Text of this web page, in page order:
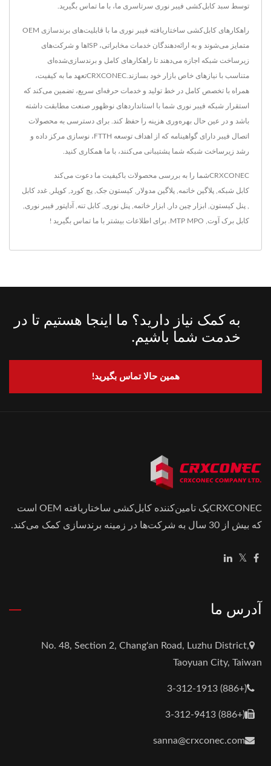
توسط سبد کابل‌کشی فیبر نوری سرتاسری ما، با ما تماس بگیرید.
راهکارهای کابل‌کشی ساختاریافته فیبر نوری ما با قابلیت‌های برندسازی OEM
متمایز می‌شوند و به ارائه‌دهندگان خدمات مخابراتی، ISPها و شرکت‌های
زیرساخت شبکه اجازه می‌دهند تا راهکارهای کامل و برندسازی‌شده‌ای
متناسب با نیازهای خاص بازار خود بسازند.CRXCONECتعهد ما به کیفیت،
همراه با تخصص کامل در خط تولید و خدمات حرفه‌ای سریع، تضمین می‌کند که
استقرار شبکه فیبر نوری شما با استانداردهای نوظهور صنعت مطابقت داشته
باشد و در عین حال بهره‌وری هزینه را حفظ کند. برای دسترسی به محصولات
اتصال فیبر دارای گواهینامه که از اهداف توسعه FTTH، نوسازی مرکز داده و
رشد زیرساخت شبکه شما پشتیبانی می‌کنند، با ما همکاری کنید.
CRXCONECشما را به بررسی محصولات باکیفیت ما دعوت می‌کند
کابل شبکه پلاگین خاتمه پلاگین مدولار کیستون جک پچ کورد کوپلر غدد کابل
پنل کیستون ابزار چین دار ابزار خاتمه پنل نوری کابل تنه آداپتور فیبر نوری
کابل برک آوت MTP MPO . برای اطلاعات بیشتر با ما تماس بگیرید !
به کمک نیاز دارید؟ ما اینجا هستیم تا در
خدمت شما باشیم.
همین حالا تماس بگیرید!
CRXCONECیک تامین‌کننده کابل‌کشی ساختاریافته OEM است
که بیش از 30 سال به شرکت‌ها در زمینه برندسازی کمک می‌کند.
آدرس ما
No. 48, Section 2, Chang'an Road, Luzhu District,
Taoyuan City, Taiwan
(+886) 3-312-1913
(+886) 3-312-9413
sanna@crxconec.com